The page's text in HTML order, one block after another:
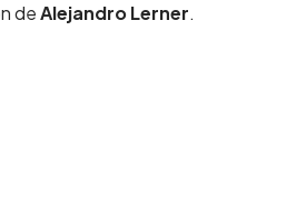
deAlejandro Lerner.